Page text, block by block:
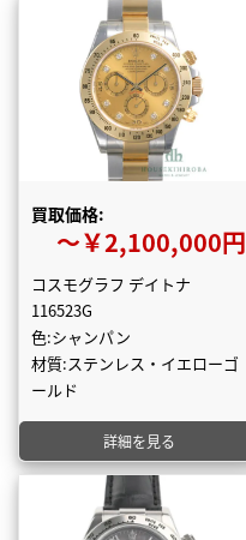
買取価格:
〜￥2,100,000円
コスモグラフ デイトナ
116523G
色:シャンパン
材質:ステンレス・イエローゴ
ールド
詳細を見る